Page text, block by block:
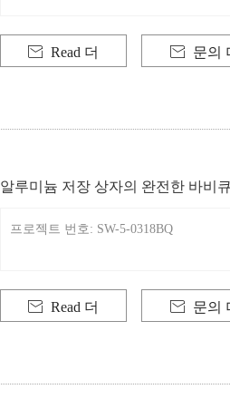
 Read 더  문의
알루미늄 저장 상자의 완전한 바비
프로젝트 번호: SW-5-0318BQ
 Read 더  문의